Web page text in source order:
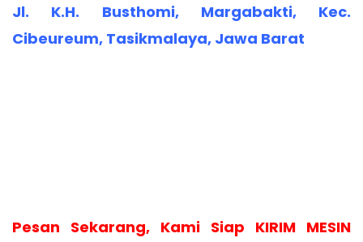
Jl. K.H. Busthomi, Margabakti, Kec.
Cibeureum, Tasikmalaya, Jawa Barat
Pesan Sekarang, Kami Siap KIRIM MESIN